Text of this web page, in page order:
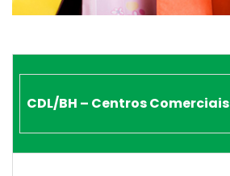
CDL/BH – Centros Comerciais